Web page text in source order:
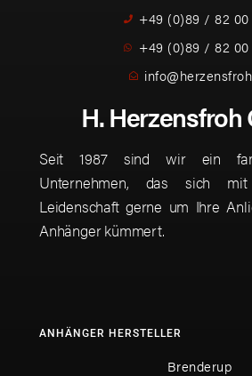
+49 (0)89 / 82 00
+49 (0)89 / 82 00
H. Herzensfroh
Seit 1987 sind wir ein
Unternehmen, das sich
Leidenschaft gerne um Ihre
Anhänger kümmert.
ANHÄNGER HERSTELLER
Brenderup